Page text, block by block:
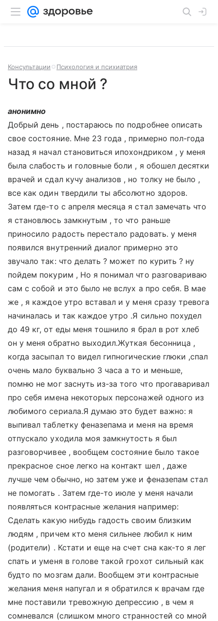
Консультации Психология и психиатрия
Что со мной ?
анонимно
Добрый день , постараюсь по подробнее описать
свое состояние. Мне 23 года , примерно пол-года
назад я начал становиться ипохондриком , у меня
была слабость и головные боли , я обошел десятки
врачей и сдал кучу анализов , но толку не было ,
все как один твердили ты абсолютно здоров.
Затем где-то с апреля месяца я стал замечать что
я становлюсь замкнутым , то что раньше
приносило радость перестало радовать. у меня
появился внутренний диалог примерно это
звучало так: что делать ? может по курить ? ну
пойдем покурим , Но я понимал что разговариваю
сам с собой и это было не вслух а про себя. В мае
же , я каждое утро вставал и у меня сразу тревога
начиналась и так каждое утро .Я сильно похудел
до 49 кг, от еды меня тошнило я брал в рот хлеб
он у меня обратно выходил.Жуткая бесонница ,
когда засыпал то видел гипногические глюки ,спал
очень мало буквально 3 часа а то и меньше,
помню не мог заснуть из-за того что прогаваривал
про себя имена некоторых персонажей одного из
любимого сериала.Я думаю это будет важно: я
выпивал таблетку феназепама и меня на время
отпускало уходила моя замкнутость я был
разговорчивее , вообщем состояние было такое
прекрасное сное легко на контакт шел , даже
лучше чем обычно, но затем уже и феназепам стал
не помогать . Затем где-то июле у меня начали
появляться контрасные желания например:
Сделать какую нибудь гадость своим близким
людям , причем кто меня сильнее любил к ним
(родители) . Кстати и еще на счет сна как-то я лег
спать и уменя в голове такой грохот сильный как
будто по мозгам дали. Вообщем эти контрасные
желания меня напугал и я обратился к врачам где
мне поставили тревожную депрессию , в чем я
сомневался (слишком много странностей со мной